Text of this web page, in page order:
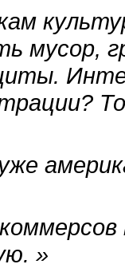
мусор,
»